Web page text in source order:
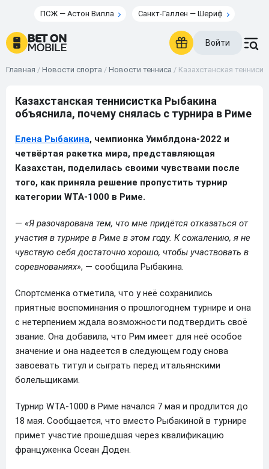
ПСЖ — Астон Вилла Санкт-Галлен — Шериф
Войти
Главная / Новости спорта / Новости тенниса / Казахстанская
Казахстанская теннисистка Рыбакина
объяснила, почему снялась с турнира в Риме
Елена Рыбакина, чемпионка Уимблдона-2022 и
четвёртая ракетка мира, представляющая
Казахстан, поделилась своими чувствами после
того, как приняла решение пропустить турнир
категории WTA-1000 в Риме.
— «Я разочарована тем, что мне придётся отказаться от
участия в турнире в Риме в этом году. К сожалению, я не
чувствую себя достаточно хорошо, чтобы участвовать в
соревнованиях», — сообщила Рыбакина.
Спортсменка отметила, что у неё сохранились
приятные воспоминания о прошлогоднем турнире и она
с нетерпением ждала возможности подтвердить своё
звание. Она добавила, что Рим имеет для неё особое
значение и она надеется в следующем году снова
завоевать титул и сыграть перед итальянскими
болельщиками.
Турнир WTA-1000 в Риме начался 7 мая и продлится до
18 мая. Сообщается, что вместо Рыбакиной в турнире
примет участие прошедшая через квалификацию
француженка Осеан Доден.